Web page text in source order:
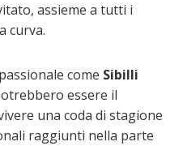
assieme a tutti i
curva.
come Sibilli
essere il
una coda di stagione
raggiunti nella parte